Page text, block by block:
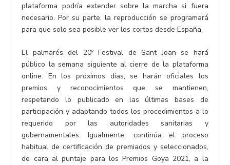
plataforma podría extender sobre la marcha si fuera
necesario. Por su parte, la reproducción se programará
para que solo sea posible ver los cortos desde España.
El palmarés del 20º Festival de Sant Joan se hará
público la semana siguiente al cierre de la plataforma
online. En los próximos días, se harán oficiales los
premios y reconocimientos que se mantienen,
respetando lo publicado en las últimas bases de
participación y adaptando todos los procedimientos a lo
requerido por las autoridades sanitarias y
gubernamentales. Igualmente, continúa el proceso
habitual de certificación de premiados y seleccionados,
de cara al puntaje para los Premios Goya 2021, a la